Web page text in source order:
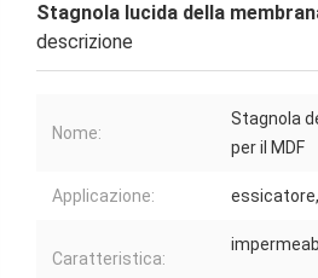
Stagnola lucida della
descrizione
Nome:
Stagnola
per il MDF
Applicazione:
Caratteristica: